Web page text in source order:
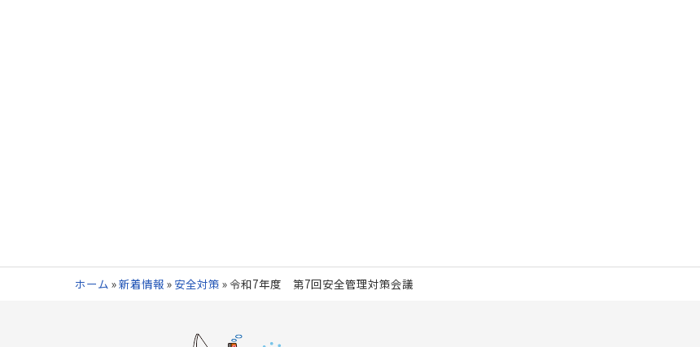
ホーム »新着情報 » 安全対策 » 令和7年度 第7回安全管理対策会議